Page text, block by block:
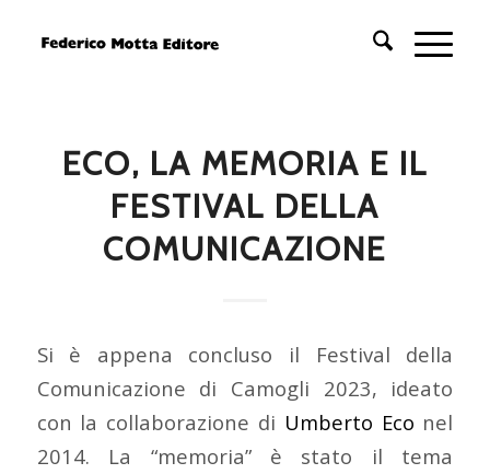
ECO, LA MEMORIA E IL
FESTIVAL DELLA
COMUNICAZIONE
Si è appena concluso il Festival della
Comunicazione di Camogli 2023, ideato
con la collaborazione di Umberto Eco nel
2014. La “memoria” è stato il tema